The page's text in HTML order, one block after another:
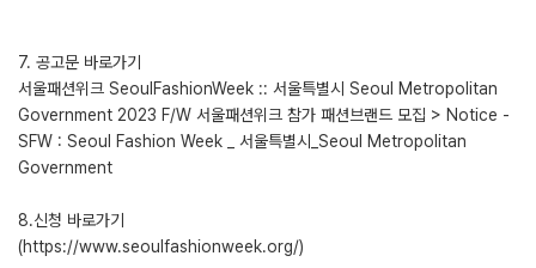
7. 공고문 바로가기
서울패션위크 SeoulFashionWeek :: 서울특별시 Seoul Metropolitan
Government 2023 F/W 서울패션위크 참가 패션브랜드 모집 > Notice -
SFW : Seoul Fashion Week _ 서울특별시_Seoul Metropolitan
Government
8.신청 바로가기
(https://www.seoulfashionweek.org/)